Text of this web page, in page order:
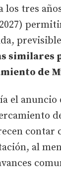
los tres
similares
de
el anuncio
contar
al